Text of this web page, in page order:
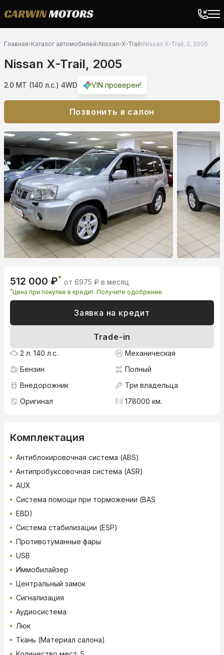
Главная›Каталог автомобилей›Nissan›X-Trail›Nissan X-Trail, 2, 2005
Nissan X-Trail, 2005
2.0 MT (140 л.с.) 4WD VIN проверен!
Позвонить в салон
512 000 ₽* от 6975 ₽ в месяц
*Цена при покупке в кредит. Получите одобрение:
Заявка на кредит
Trade-in
2 л. 140 л.с.
Механическая
Бензин
Полный
Внедорожник
Три владельца
Оригинал
178000 км.
Комплектация
Антиблокировочная система (ABS)
Антипробуксовочная система (ASR)
AUX
Система помощи при торможении (BAS
EBD)
Система стабилизации (ESP)
Противотуманные фары
USB
Иммобилайзер
Центральный замок
Сигнализация
Аудиосистема
Люк
Ткань (Материал салона)